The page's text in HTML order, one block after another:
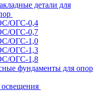
детали для
ОГС-0,4
ОГС-0,7
ОГС-1,0
ОГС-1,3
ОГС-1,8
фундаменты для опор